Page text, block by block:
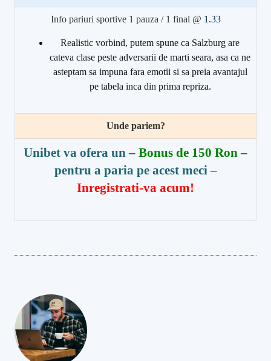
Info pariuri sportive 1 pauza / 1 final @ 1.33
Realistic vorbind, putem spune ca Salzburg are
cateva clase peste adversarii de marti seara, asa ca ne
asteptam sa impuna fara emotii si sa preia avantajul
pe tabela inca din prima repriza.
Unde pariem?
Unibet va ofera un – Bonus de 150 Ron –
pentru a paria pe acest meci –
Inregistrati-va acum!